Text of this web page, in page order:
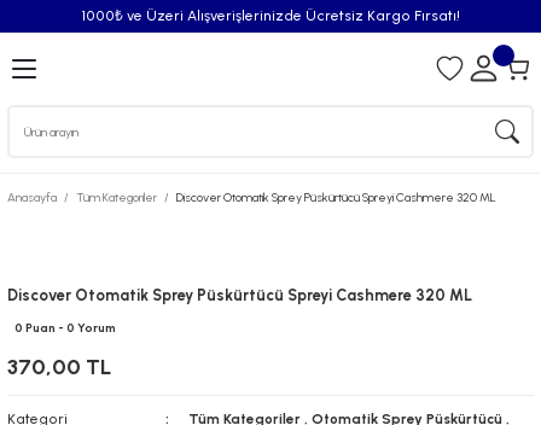
1000₺ ve Üzeri Alışverişlerinizde Ücretsiz Kargo Fırsatı!
Geri Dön
Spreyleri
Anasayfa Tüm Kategoriler Discover Otomatik Sprey Püskürtücü Spreyi Cashmere 320 ML
Discover Otomatik Sprey Püskürtücü Spreyi Cashmere 320 ML
0 Puan - 0 Yorum
370,00 TL
Kategori Tüm Kategoriler , Otomatik Sprey Püskürtücü ,